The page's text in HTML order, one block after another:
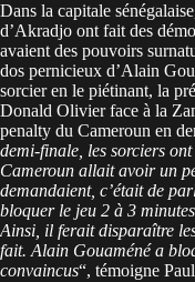
Dans la capitale
d’Akradjo ont fait des
avaient des pouvoirs
dos pernicieux d’Alain
sorcier en le piétinant, la
Donald Olivier face à la
penalty du Cameroun en
demi-finale, les sorciers
Cameroun allait avoir un
demandaient, c’était de
bloquer le jeu 2 à 3
Ainsi, il ferait disparaître
fait. Alain Gouaméné a
convaincus“, témoigne